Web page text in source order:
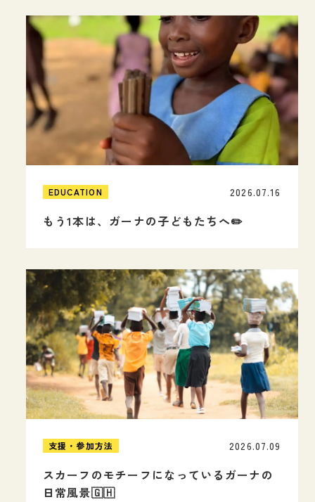
EDUCATION
もう1本は、ガーナの子どもたちへ✏️
2026.07.16
支援・参加方法
スカーフのモチーフになっているガーナの
日常風景🇬🇭
2026.07.09